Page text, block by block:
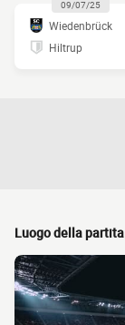
09/07/25
Wiedenbrück
Hiltrup
Luogo della partita